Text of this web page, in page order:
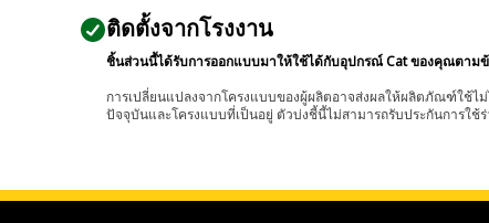
ติดตั้งจากโรงงาน
ชิ้นส่วนนี้ได้รับการออกแบบมาให้ใช้ได้กับอุปกรณ์ Cat ของคุณตามข้
การเปลี่ยนแปลงจากโครงแบบของผู้ผลิตอาจส่งผลให้ผลิตภัณฑ์ใ
ปัจจุบันและโครงแบบที่เป็นอยู่ ตัวบ่งชี้นี้ไม่สามารถรับประกันการใ